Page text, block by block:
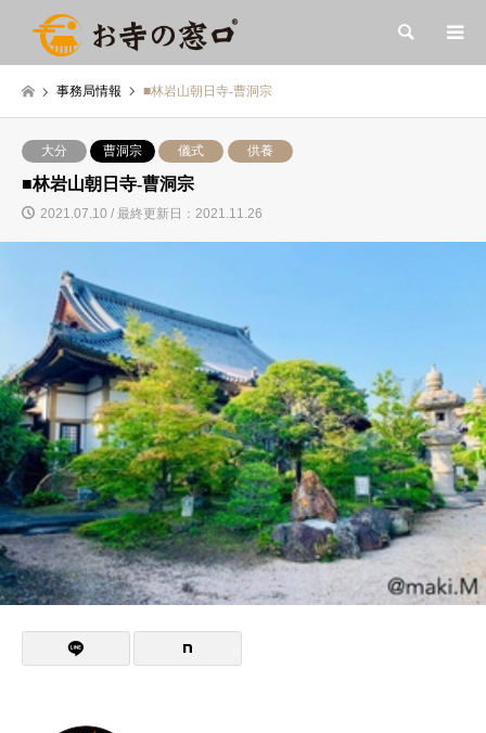
検索
事務局情報 ■林岩山朝日寺-曹洞宗
大分 曹洞宗 儀式 供養
■林岩山朝日寺-曹洞宗
2021.07.10 / 最終更新日：2021.11.26